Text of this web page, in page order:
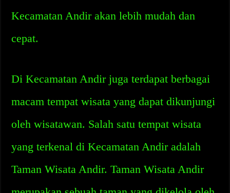
Kecamatan Andir akan lebih mudah dan
cepat.
Di Kecamatan Andir juga terdapat berbagai
macam tempat wisata yang dapat dikunjungi
oleh wisatawan. Salah satu tempat wisata
yang terkenal di Kecamatan Andir adalah
Taman Wisata Andir. Taman Wisata Andir